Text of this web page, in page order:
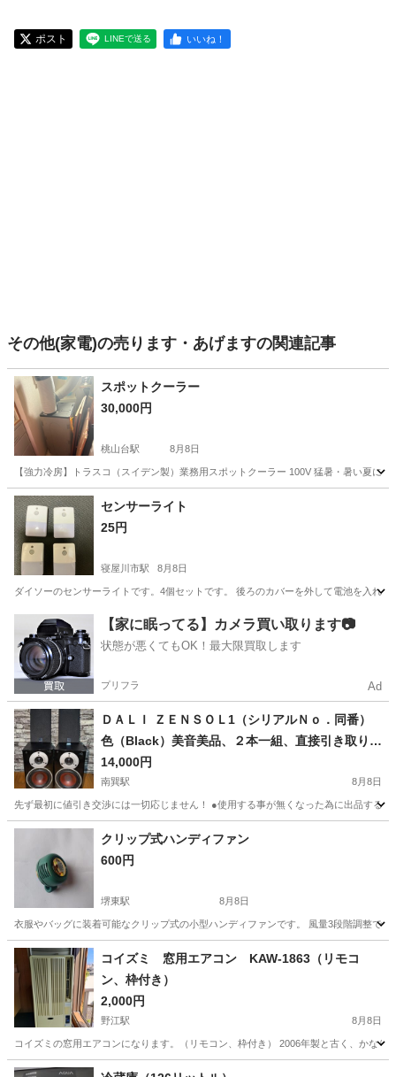
ポスト LINEで送る いいね！
その他(家電)の売ります・あげますの関連記事
スポットクーラー
30,000円
桃山台駅 8月8日
【強力冷房】トラスコ（スイデン製）業務用スポットクーラー 100V 猛暑・暑い夏
大阪 豊中市 桃山台駅 季節、空調家電
センサーライト
25円
寝屋川市駅 8月8日
ダイソーのセンサーライトです。4個セットです。 後ろのカバーを外して電池を入れ
寝屋川市 寝屋川市駅 その他 ライト
【家に眠ってる】カメラ買い取ります📷
状態が悪くてもOK！最大限買取します
プリフラ Ad
ＤＡＬＩ ＺＥＮＳＯＬ1（シリアルＮｏ．同番）
色（Black）美音美品、２本一組、直接引き取りに
来られる方限定品です。
14,000円
南巽駅 8月8日
先ず最初に値引き交渉には一切応じません！ ●使用する事が無くなった為に出品する
大阪 大阪市 南巽駅 オーディオ
クリップ式ハンディファン
600円
堺東駅 8月8日
衣服やバッグに装着可能なクリップ式の小型ハンディファンです。 風量3段階調整で
大阪 堺市 堺東駅 季節、空調家電
コイズミ 窓用エアコン KAW-1863（リモコ
ン、枠付き）
2,000円
野江駅 8月8日
コイズミの窓用エアコンになります。（リモコン、枠付き） 2006年製と古く、かな
大阪 大阪市 野江駅 季節、空調家電